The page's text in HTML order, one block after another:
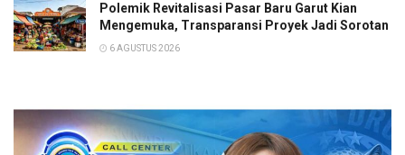
Polemik Revitalisasi Pasar Baru Garut Kian
Mengemuka, Transparansi Proyek Jadi Sorotan
6 AGUSTUS 2026